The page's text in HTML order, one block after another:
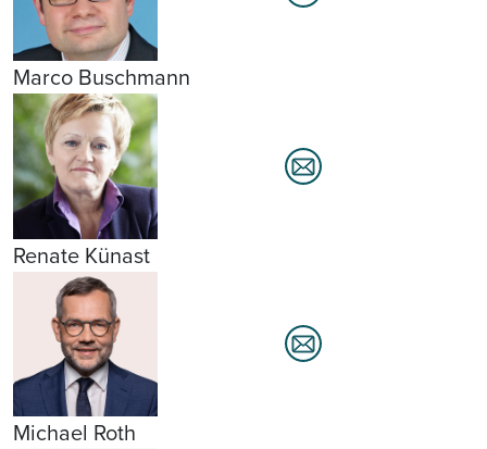
Marco Buschmann
Renate Künast
Michael Roth